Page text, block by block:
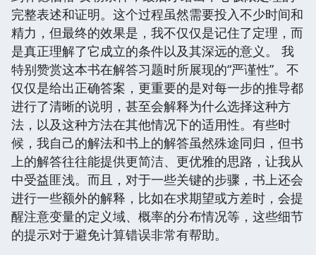
完整表述和证明。这个过程虽然需要投入不少时间和
精力，但最终的效果是，我不仅仅是记住了定理，而
是真正理解了它成立的条件以及其深远的意义。 我
特别赞赏这本书在解答习题时所展现的“严谨性”。不
仅仅是给出正确答案，更重要的是对每一步的推导都
进行了清晰的说明，甚至会解释为什么选择这种方
法，以及这种方法在其他情况下的适用性。有些时
候，我自己的解法和书上的解答虽然殊途同归，但书
上的解答往往能提供更简洁、更优雅的思路，让我从
中受益匪浅。而且，对于一些关键的步骤，书上还会
进行一些额外的解释，比如在求期望或方差时，会提
醒注意变量的定义域、概率的分布情况等，这些细节
的提示对于避免计算错误非常有帮助。